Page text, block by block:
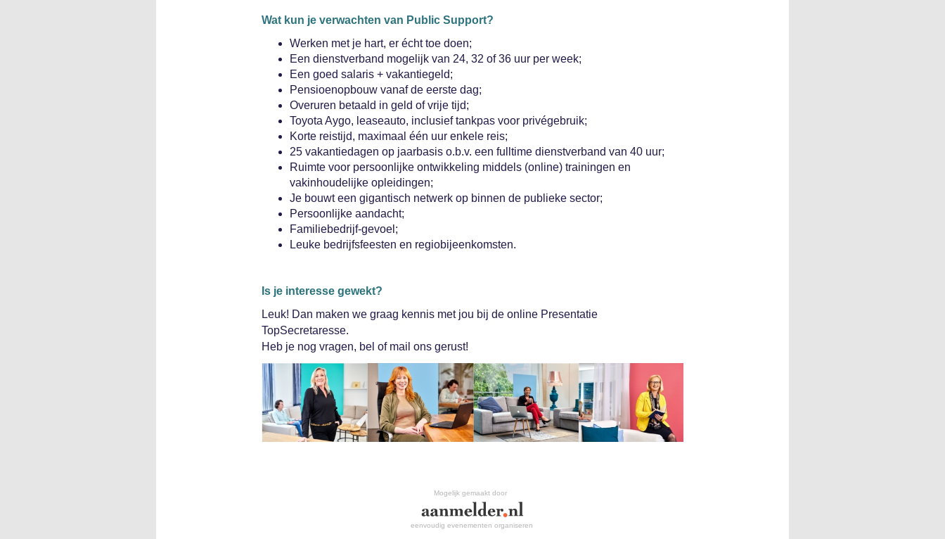
Wat kun je verwachten van Public Support?
Werken met je hart, er écht toe doen;
Een dienstverband mogelijk van 24, 32 of 36 uur per week;
Een goed salaris + vakantiegeld;
Pensioenopbouw vanaf de eerste dag;
Overuren betaald in geld of vrije tijd;
Toyota Aygo, leaseauto, inclusief tankpas voor privégebruik;
Korte reistijd, maximaal één uur enkele reis;
25 vakantiedagen op jaarbasis o.b.v. een fulltime dienstverband van 40 uur;
Ruimte voor persoonlijke ontwikkeling middels (online) trainingen en
vakinhoudelijke opleidingen;
Je bouwt een gigantisch netwerk op binnen de publieke sector;
Persoonlijke aandacht;
Familiebedrijf-gevoel;
Leuke bedrijfsfeesten en regiobijeenkomsten.
Is je interesse gewekt?
Leuk! Dan maken we graag kennis met jou bij de online Presentatie
TopSecretaresse.
Heb je nog vragen, bel of mail ons gerust!
Mogelijk gemaakt door
eenvoudig evenementen organiseren